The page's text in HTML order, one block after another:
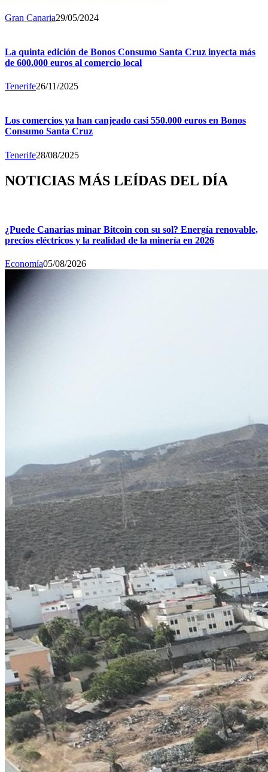
Gran Canaria29/05/2024
La quinta edición de Bonos Consumo Santa Cruz inyecta más
de 600.000 euros al comercio local
Tenerife26/11/2025
Los comercios ya han canjeado casi 550.000 euros en Bonos
Consumo Santa Cruz
Tenerife28/08/2025
NOTICIAS MÁS LEÍDAS DEL DÍA
¿Puede Canarias minar Bitcoin con su sol? Energía renovable,
precios eléctricos y la realidad de la minería en 2026
Economía05/08/2026